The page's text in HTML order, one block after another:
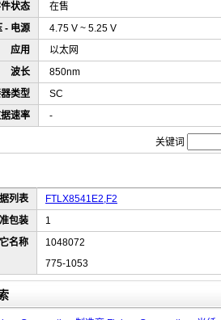
状态
在售
- 电源
4.75 V ~ 5.25 V
应用
以太网
波长
850nm
类型
SC
速率
-
关键词
列表
FTLX8541E2,F2
包装
1
名称
1048072
775-1053